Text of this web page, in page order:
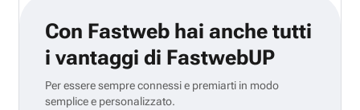
Con Fastweb hai anche tutti
i vantaggi di FastwebUP
Per essere sempre connessi e premiarti in modo
semplice e personalizzato.